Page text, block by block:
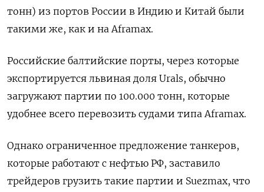
тонн) из портов России в Индию и Китай были
такими же, как и на Aframax.
Российские балтийские порты, через которые
экспортируется львиная доля Urals, обычно
загружают партии по 100.000 тонн, которые
удобнее всего перевозить судами типа Aframax.
Однако ограниченное предложение танкеров,
которые работают с нефтью РФ, заставило
трейдеров грузить такие партии и Suezmax, что